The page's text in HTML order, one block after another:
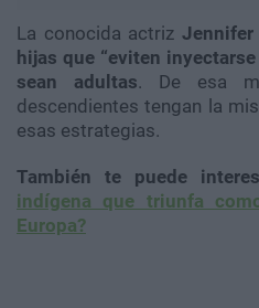
La conocida actriz Jennifer
hijas que “eviten
sean adultas. De esa
descendientes tengan la
esas estrategias.
También te puede
indígena que triunfa
Europa?